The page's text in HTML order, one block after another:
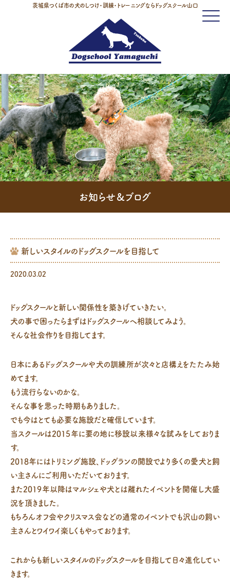
茨城県つくば市の犬のしつけ・訓練・トレーニングならドッグスクール山口
Click
お知らせ＆ブログ
新しいスタイルのドッグスクールを目指して
2020.03.02
ドッグスクールと新しい関係性を築きげていきたい。
犬の事で困ったらまずはドッグスクールへ相談してみよう。
そんな社会作りを目指してます。
日本にあるドッグスクールや犬の訓練所が次々と店構えをたたみ始
めてます。
もう流行らないのかな。
そんな事を思った時期もありました。
でも今はとても必要な施設だと確信しています。
当スクールは2015年に要の地に移設以来様々な試みをしておりま
す。
2018年にはトリミング施設、ドッグランの開設でより多くの愛犬と飼
い主さんにご利用いただいております。
また2019年以降はマルシェや犬とは離れたイベントを開催し大盛
況を頂きました。
もちろんオフ会やクリスマス会などの通常のイベントでも沢山の飼い
主さんとワイワイ楽しくもやっております。
これからも新しいスタイルのドッグスクールを目指して日々進化してい
きます。